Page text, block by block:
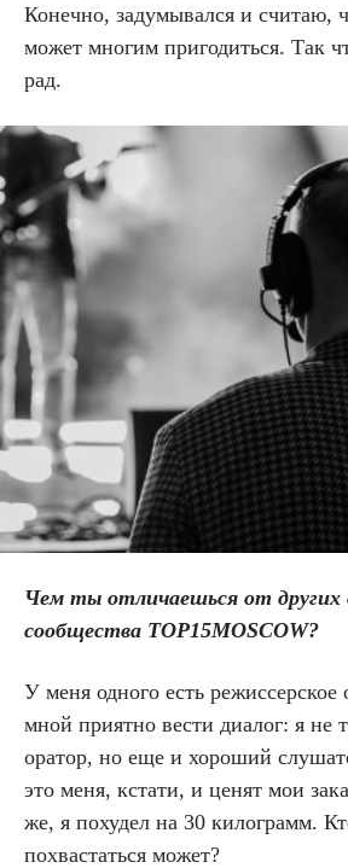
Конечно, задумывался и считаю,
может многим пригодиться. Так
рад.
Чем ты отличаешься от других
сообщества TOP15MOSCOW?
У меня одного есть режиссерское
мной приятно вести диалог: я не
оратор, но еще и хороший
это меня, кстати, и ценят мои
же, я похудел на 30 килограмм.
похвастаться может?